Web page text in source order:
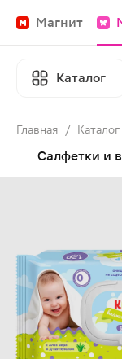
Магнит
Каталог
Главная / Каталог
Салфетки и